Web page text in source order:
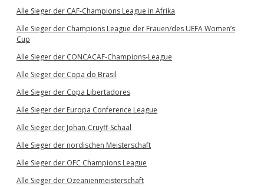
Alle Sieger der CAF-Champions League in Afrika
Alle Sieger der Champions League der Frauen/des UEFA Women’s
Cup
Alle Sieger der CONCACAF-Champions-League
Alle Sieger der Copa do Brasil
Alle Sieger der Copa Libertadores
Alle Sieger der Europa Conference League
Alle Sieger der Johan-Cruyff-Schaal
Alle Sieger der nordischen Meisterschaft
Alle Sieger der OFC Champions League
Alle Sieger der Ozeanienmeisterschaft